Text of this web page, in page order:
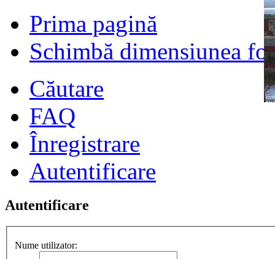
Prima pagină
Schimbă dimensiunea
Căutare
FAQ
Înregistrare
Autentificare
Autentificare
Nume utilizator: